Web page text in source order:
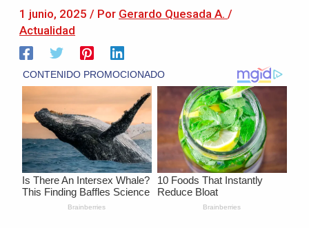
1 junio, 2025 / Por Gerardo Quesada A. /
Actualidad